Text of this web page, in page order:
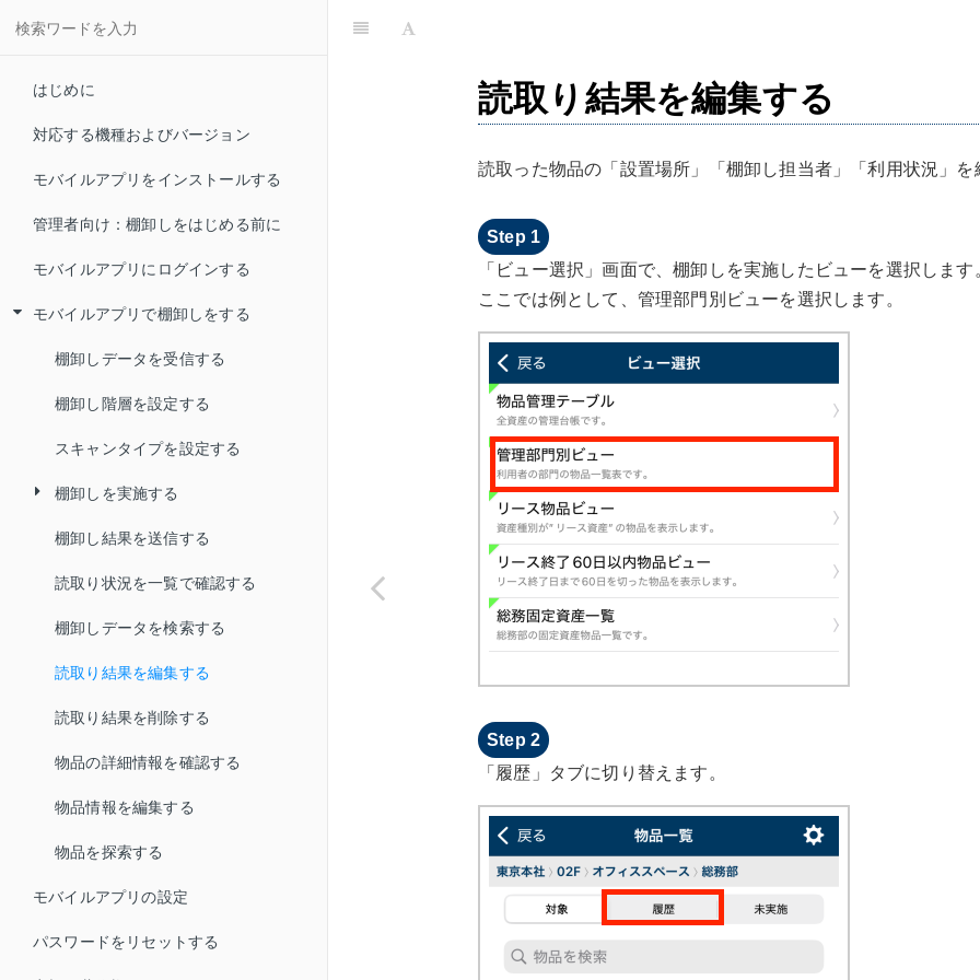
はじめに
対応する機種およびバージョン
モバイルアプリをインストールする
管理者向け：棚卸しをはじめる前に
モバイルアプリにログインする
モバイルアプリで棚卸しをする
棚卸しデータを受信する
棚卸し階層を設定する
スキャンタイプを設定する
棚卸しを実施する
ラベルを読取って棚卸しする
IC タグを読取って棚卸しする
棚卸し結果を送信する
読取り状況を一覧で確認する
棚卸しデータを検索する
読取り結果を編集する
読取り結果を削除する
物品の詳細情報を確認する
物品情報を編集する
物品を探索する
モバイルアプリの設定
パスワードをリセットする
読取り結果を編集する
読取った物品の「設置場所」「棚卸し担当者」「利用状況」を
「ビュー選択」画面で、棚卸しを実施したビューを選択します
ここでは例として、管理部門別ビューを選択します。
「履歴」タブに切り替えます。